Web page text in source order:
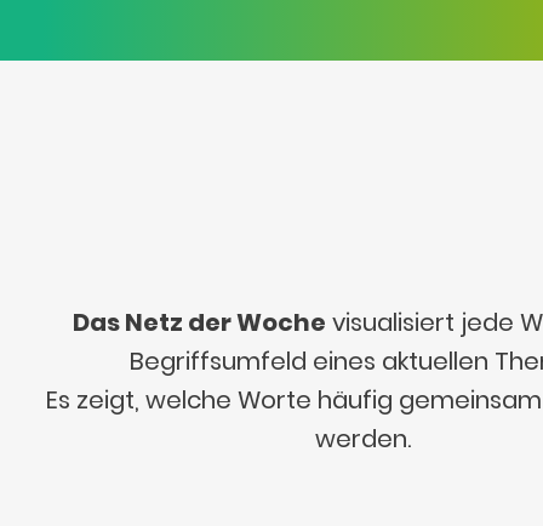
Das Netz der Woche visualisiert jede
Begriffsumfeld eines aktuellen
Es zeigt, welche Worte häufig
werden.